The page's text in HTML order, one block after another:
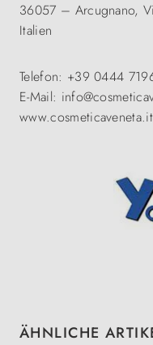
36057 – Arcugnano,
Italien
Telefon: +39 0444
E-Mail:
www.cosmeticaveneta.it
Produktgalerie
ÄHNLICHE